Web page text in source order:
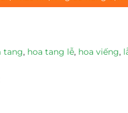
tang, hoa tang lễ, hoa viếng,